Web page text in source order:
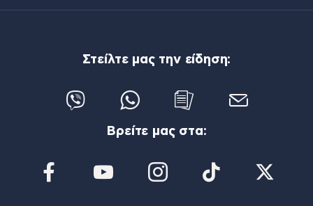
Στείλτε μας την είδηση:
Βρείτε μας στα: